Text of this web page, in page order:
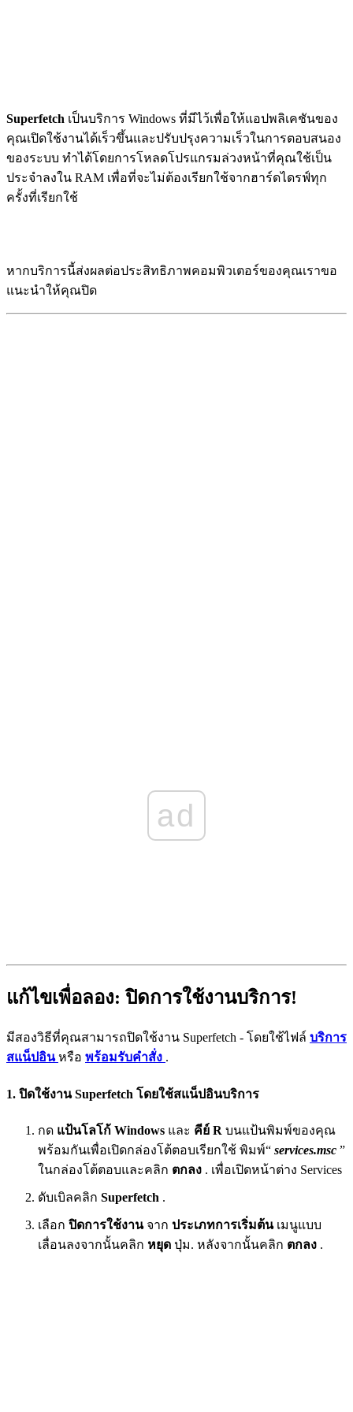
Superfetch เป็นบริการ Windows ที่มีไว้เพื่อให้แอปพลิเคชันของ
คุณเปิดใช้งานได้เร็วขึ้นและปรับปรุงความเร็วในการตอบสนอง
ของระบบ ทำได้โดยการโหลดโปรแกรมล่วงหน้าที่คุณใช้เป็น
ประจำลงใน RAM เพื่อที่จะไม่ต้องเรียกใช้จากฮาร์ดไดรฟ์ทุก
ครั้งที่เรียกใช้
หากบริการนี้ส่งผลต่อประสิทธิภาพคอมพิวเตอร์ของคุณเราขอ
แนะนำให้คุณปิด
ad
แก้ไขเพื่อลอง: ปิดการใช้งานบริการ!
มีสองวิธีที่คุณสามารถปิดใช้งาน Superfetch - โดยใช้ไฟล์ บริการ
สแน็ปอิน หรือ พร้อมรับคำสั่ง .
1. ปิดใช้งาน Superfetch โดยใช้สแน็ปอินบริการ
กด แป้นโลโก้ Windows และ คีย์ R บนแป้นพิมพ์ของคุณ
พร้อมกันเพื่อเปิดกล่องโต้ตอบเรียกใช้ พิมพ์“ services.msc ”
ในกล่องโต้ตอบและคลิก ตกลง . เพื่อเปิดหน้าต่าง Services
ดับเบิลคลิก Superfetch .
เลือก ปิดการใช้งานจาก ประเภทการเริ่มต้นเมนูแบบ
เลื่อนลงจากนั้นคลิก หยุด ปุ่ม. หลังจากนั้นคลิก ตกลง .